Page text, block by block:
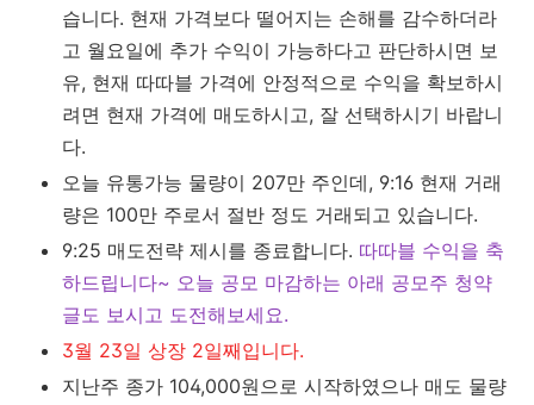
습니다. 현재 가격보다 떨어지는 손해를 감수하더라
고 월요일에 추가 수익이 가능하다고 판단하시면 보
유, 현재 따따블 가격에 안정적으로 수익을 확보하시
려면 현재 가격에 매도하시고, 잘 선택하시기 바랍니
다.
오늘 유통가능 물량이 207만 주인데, 9:16 현재 거래
량은 100만 주로서 절반 정도 거래되고 있습니다.
9:25 매도전략 제시를 종료합니다. 따따블 수익을 축
하드립니다~ 오늘 공모 마감하는 아래 공모주 청약
글도 보시고 도전해보세요.
3월 23일 상장 2일째입니다.
지난주 종가 104,000원으로 시작하였으나 매도 물량